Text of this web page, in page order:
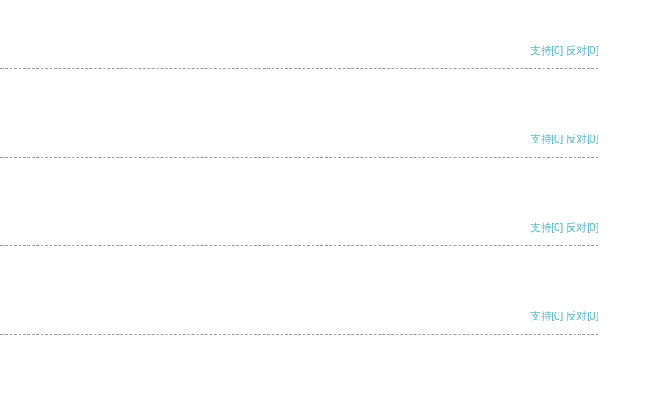
支持[0] 反对[0]
支持[0] 反对[0]
支持[0] 反对[0]
支持[0] 反对[0]